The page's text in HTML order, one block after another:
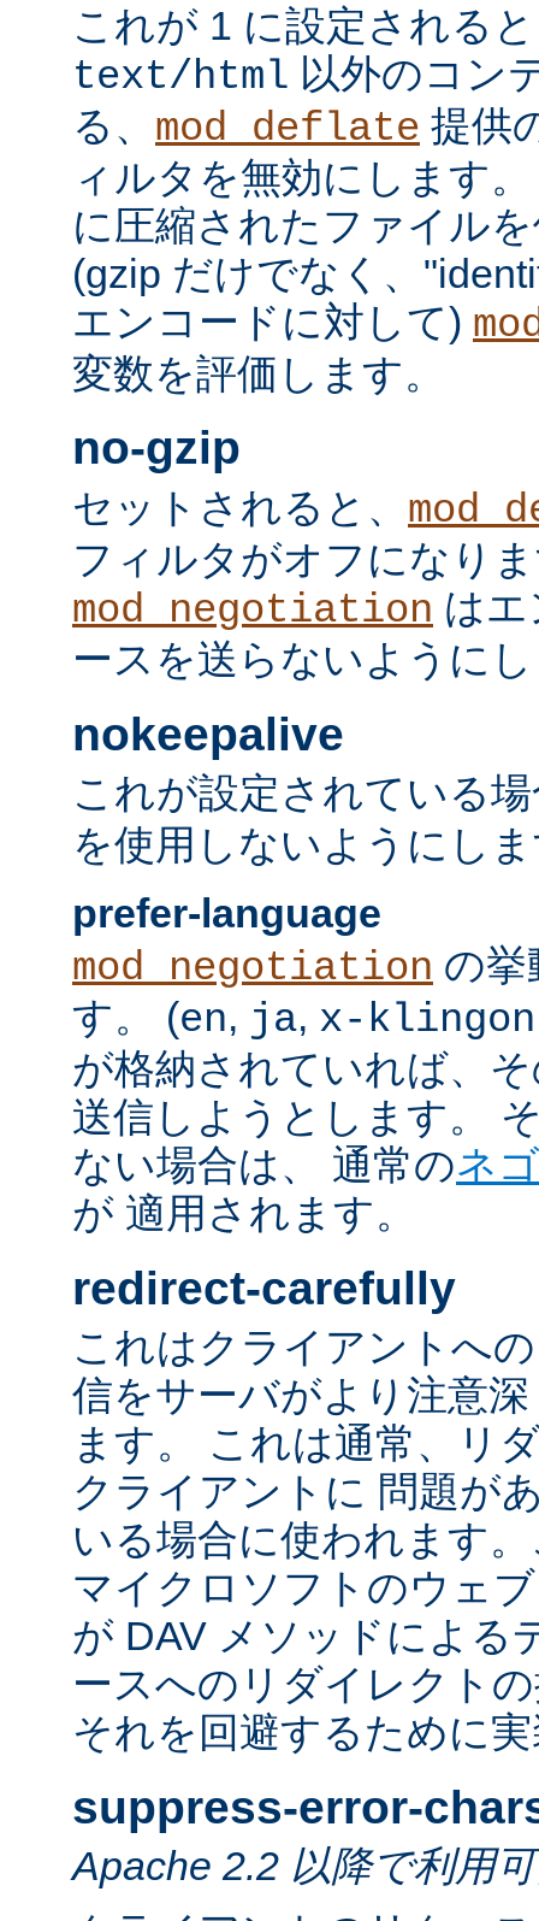
これが 1 に設定される
text/html 以外のコン
る、 mod_deflate 提供
ィルタを無効にします
に圧縮されたファイル
(gzip だけでなく、
エンコードに対して)
変数を評価します。
no-gzip
セットされると、
フィルタがオフになり
mod_negotiation は
ースを送らないように
nokeepalive
これが設定されている
を使用しないようにし
prefer-language
mod_negotiation の挙
す。 (en, ja, x-klingon
が格納されていれば、
送信しようとします。
ない場合は、 通常のネ
が 適用されます。
redirect-carefully
これはクライアントへ
信をサーバがより注意
ます。 これは通常、リ
クライアントに 問題が
いる場合に使われます
マイクロソフトのウェ
が DAV メソッドによる
ースへのリダイレクト
それを回避するために
suppress-error-
Apache 2.2 以降で利用